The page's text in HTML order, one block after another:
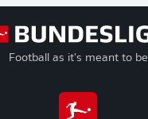
Football as it's meant to be